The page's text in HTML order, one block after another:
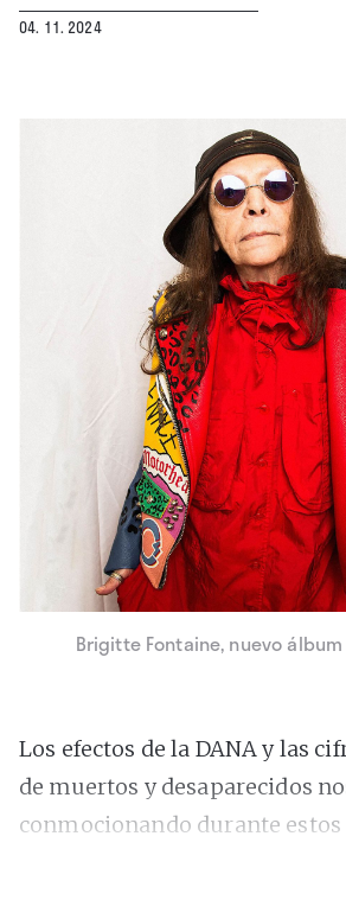
04. 11. 2024
Brigitte Fontaine, nuevo
Los efectos de la DANA y las
de muertos y desaparecidos
conmocionando durante